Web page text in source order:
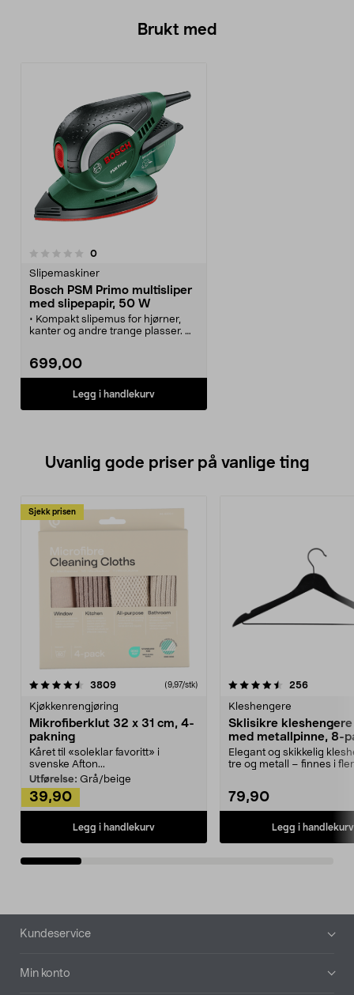
Brukt med
0anmeldelser
Slipemaskiner
Bosch PSM Primo multisliper
med slipepapir, 50 W
• Kompakt slipemus for hjørner,
kanter og andre trange plasser.
• Multislipemaskin med
borrelåsfeste som gjør det enkelt å
skifte slipepapir.
• Innebygd støvsuger med egen
699,00
Legg i handlekurv
Uvanlig gode priser på vanlige ting
Sjekk prisen
3809anmeldelser(9,97/stk)
Kjøkkenrengjøring
Mikrofiberklut 32 x 31 cm, 4-
pakning
Kåret til «soleklar favoritt» i
svenske Afton...
Utførelse: Grå/beige
39,90
Legg i handlekurv
4.5av 5 stjerner 256
Kleshengere
Sklisikre
med metallpinne, 8-
Elegant og skikkelig
tre og metall – finnes i
79,90
Legg i handlekurv
4.5av 5 stjerner
Bunntekst
Kundeservice
Min konto